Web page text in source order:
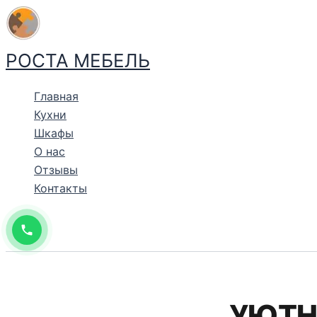
Перейти
к
содержимому
РОСТА МЕБЕЛЬ
Главная
Кухни
Шкафы
О нас
Отзывы
Контакты